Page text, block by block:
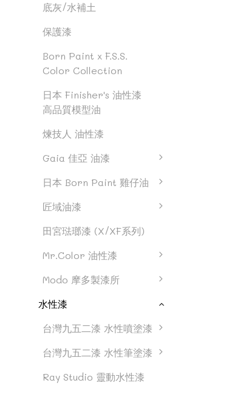
底灰/水補土
保護漆
Born Paint x F.S.S.
Color Collection
日本 Finisher's 油性漆
高品質模型油
煉技人 油性漆
Gaia 佳亞 油漆
日本 Born Paint 雞仔油
匠域油漆
田宮琺瑯漆 (X/XF系列)
Mr.Color 油性漆
Modo 摩多製漆所
水性漆
台灣九五二漆 水性噴塗漆
台灣九五二漆 水性筆塗漆
Ray Studio 靈動水性漆